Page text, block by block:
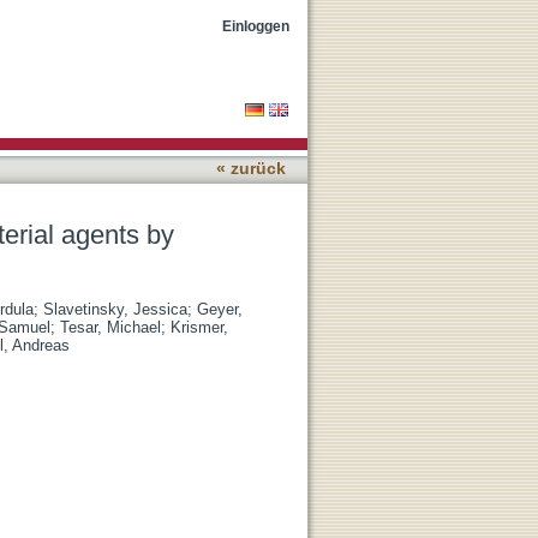
blocking the lipidEinloggen
« zurück
agents by
; Slavetinsky, Jessica; Geyer,
; Tesar, Michael ; Krismer,
Andreas